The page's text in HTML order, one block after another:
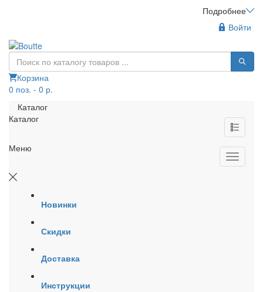
Подробнее
Войти
Корзина
0 поз. - 0 р.
Каталог
Каталог
Меню
Новинки
Скидки
Доставка
Инструкции